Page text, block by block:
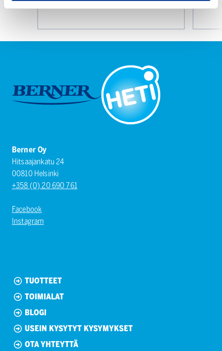
Berner Oy
Hitsaajankatu 24
00810 Helsinki
+358 (0) 20 690 761
Facebook
Instagram
TUOTTEET
TOIMIALAT
BLOGI
USEIN KYSYTYT KYSYMYKSET
OTA YHTEYTTÄ